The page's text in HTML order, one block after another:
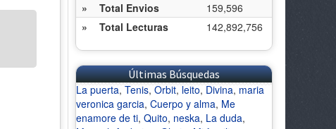
»
Total Envios
159,596
»
Total Lecturas 142,892,756
Últimas Búsquedas
La puerta, Tenis, Orbit, leito, Divina, maria
veronica garcia, Cuerpo y alma, Me
enamore de ti, Quito, neska, La duda,